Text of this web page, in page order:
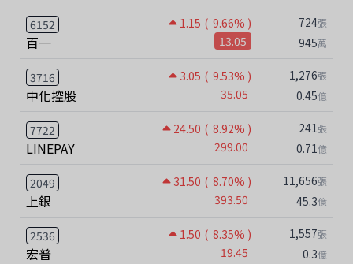
6152 1.15 ( 9.66% )
百一 13.05
724張
945萬
3716 3.05 ( 9.53% )
中化控股 35.05
1,276張
0.45億
7722 24.50 ( 8.92% )
LINEPAY 299.00
241 張
0.71億
2049 31.50 ( 8.70% )
上銀 393.50
11,656張
45.3億
2536 1.50 ( 8.35% )
宏普 19.45
1,557張
0.3億